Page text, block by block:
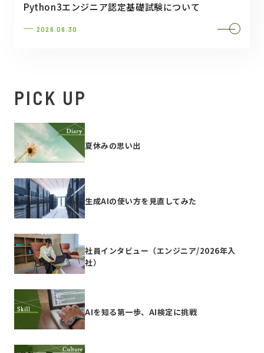
Python3エンジニア認定基礎試験について
2026.06.30
PICK UP
夏休みの思い出
生成AIの使い方を見直してみた
社員インタビュー（エンジニア/2026年入
社）
AIを知る第一歩、AI検定に挑戦